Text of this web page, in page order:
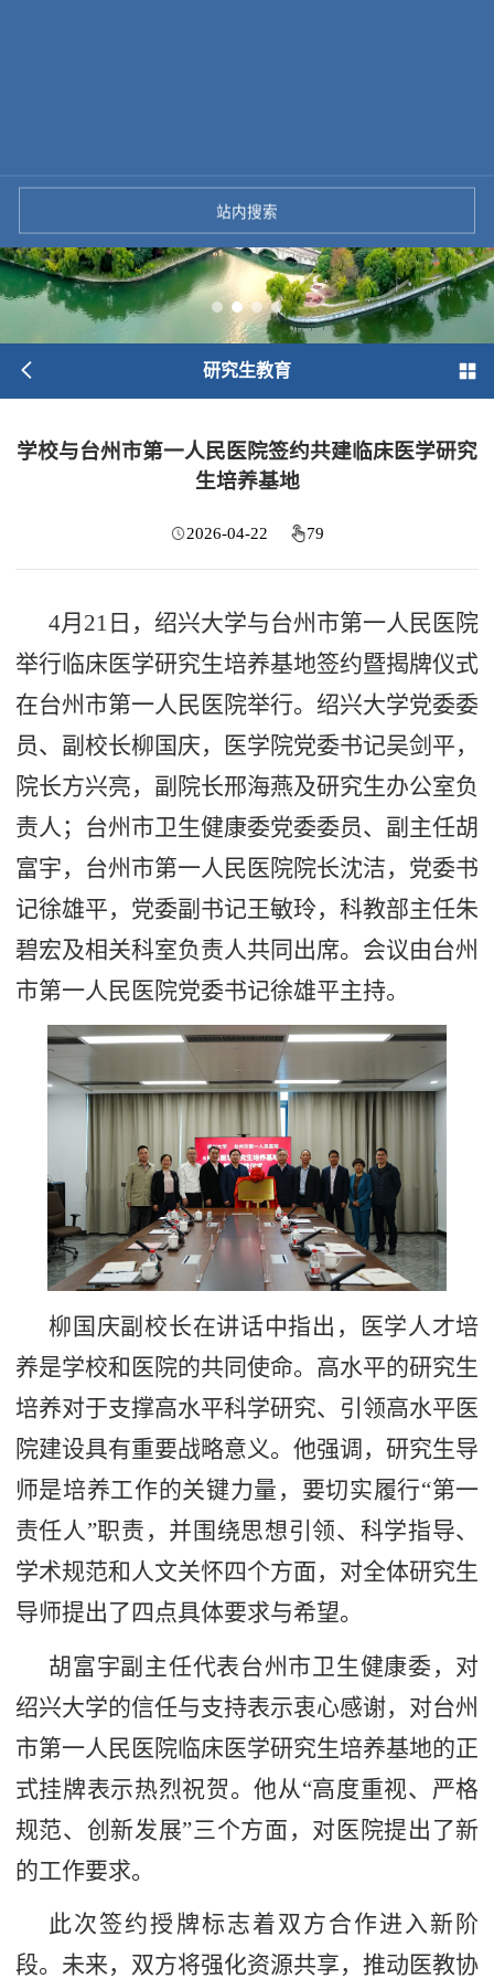
站内搜索
研究生教育
学校与台州市第一人民医院签约共建临床医学研究
生培养基地
2026-04-22 79
4月21日，绍兴大学与台州市第一人民医院
举行临床医学研究生培养基地签约暨揭牌仪式
在台州市第一人民医院举行。绍兴大学党委委
员、副校长柳国庆，医学院党委书记吴剑平，
院长方兴亮，副院长邢海燕及研究生办公室负
责人；台州市卫生健康委党委委员、副主任胡
富宇，台州市第一人民医院院长沈洁，党委书
记徐雄平，党委副书记王敏玲，科教部主任朱
碧宏及相关科室负责人共同出席。会议由台州
市第一人民医院党委书记徐雄平主持。
柳国庆副校长在讲话中指出，医学人才培
养是学校和医院的共同使命。高水平的研究生
培养对于支撑高水平科学研究、引领高水平医
院建设具有重要战略意义。他强调，研究生导
师是培养工作的关键力量，要切实履行“第一
责任人”职责，并围绕思想引领、科学指导、
学术规范和人文关怀四个方面，对全体研究生
导师提出了四点具体要求与希望。
胡富宇副主任代表台州市卫生健康委，对
绍兴大学的信任与支持表示衷心感谢，对台州
市第一人民医院临床医学研究生培养基地的正
式挂牌表示热烈祝贺。他从“高度重视、严格
规范、创新发展”三个方面，对医院提出了新
的工作要求。
此次签约授牌标志着双方合作进入新阶
段。未来，双方将强化资源共享，推动医教协